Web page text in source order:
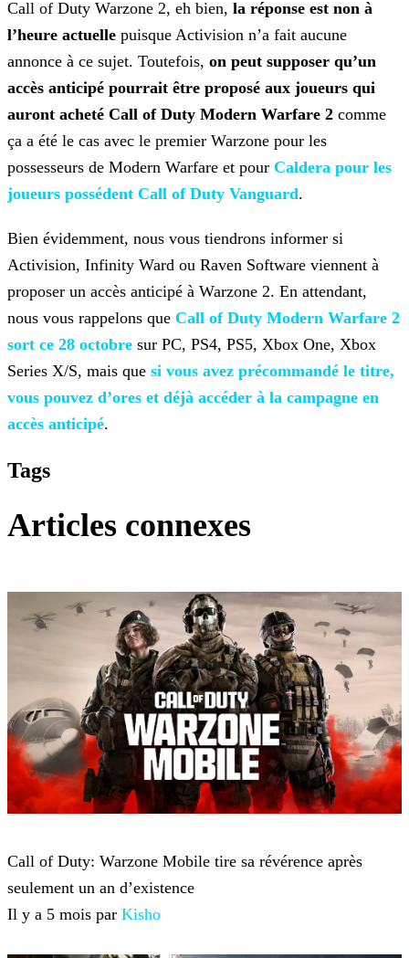
Call of Duty Warzone 2, eh bien, la réponse est non à
l’heure actuelle puisque Activision n’a fait aucune
annonce à ce sujet. Toutefois, on peut supposer qu’un
accès anticipé pourrait être proposé aux joueurs qui
auront acheté Call of Duty Modern Warfare 2 comme
ça a été le cas avec le premier Warzone pour les
possesseurs de Modern Warfare et pour Caldera pour les
joueurs possédent Call of Duty Vanguard.
Bien évidemment, nous vous tiendrons informer si
Activision, Infinity Ward ou Raven Software viennent à
proposer un accès anticipé à Warzone 2. En attendant,
nous vous rappelons que Call of Duty Modern Warfare 2
sort ce 28 octobre sur PC, PS4, PS5, Xbox One, Xbox
Series X/S, mais que si vous avez précommandé le titre,
vous pouvez d’ores et déjà accéder à la campagne en
accès anticipé.
Tags
Articles connexes
Call of Duty: Warzone Mobile tire sa révérence après
seulement un an d’existence
Il y a 5 mois par Kisho